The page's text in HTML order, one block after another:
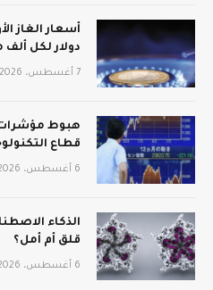
دولار لكل
7 أغسطس، 2026
هبوط مؤشرات
قطاع
6 أغسطس، 2026
الذكاء
قلق أم أمل؟
6 أغسطس، 2026